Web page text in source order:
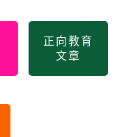
正向教育
文章